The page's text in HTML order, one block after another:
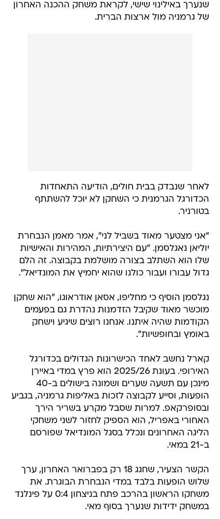
שנערך באילינוי שישי, לקראת משחק ההכנה האחרון
של גרמניה מול ארצות הברית.
לאחר שנבדק בבית חולים, הודיעה התאחדות
הכדורגל הגרמנית כי השחקן לא יוכל להשתתף
בטורניר.
"אני מצטער מאוד בשביל לני", אמר מאמן הנבחרת
יוליאן נאגלסמן. "עם היצירתיות, המהירות והאישיות
שלו הוא השתלב בצורה מושלמת בקבוצה. זה הלם
גדול עבורו ועבור כולנו שהוא יחמיץ את המונדיאל".
נגלסמן הוסיף כי מחליפו, אסאן אודראוגו, "הוא שחקן
מוכשר מאוד שקיבל הזדמנות נהדרת גם בפעמים
הקודמות שהיה איתנו. אנחנו רוצים שיגיע וישחק
באומץ ובחופשיות".
קארל נחשב לאחד הכישרונות הגדולים בכדורגל
האירופי. בעונת 2025/26 הוא פרץ במדי באיירן
מינכן עם תשעה שערים ושמונה בישולים ב-40
הופעות, וסייע לקבוצה לזכות באליפות גרמניה, בגביע
ובסופרקאפ. למרות שסבל מקרע בשריר הירך
האחורי באפריל, הוא הספיק לחזור לשני משחקי
הליגה האחרונים ונכלל בסגל המונדיאל שפורסם
ב-21 במאי.
הקשר הצעיר, שחגג 18 רק בפברואר האחרון, ערך
שלוש הופעות בלבד במדי הנבחרת הבוגרת. את
משחקו הראשון בהרכב פתח בניצחון 0:4 על פינלנד
במשחק ידידות שנערך בסוף מאי.